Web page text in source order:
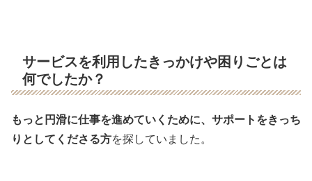
サービスを利用したきっかけや困りごとは
何でしたか？
もっと円滑に仕事を進めていくために、サポートをきっち
りとしてくださる方を探していました。